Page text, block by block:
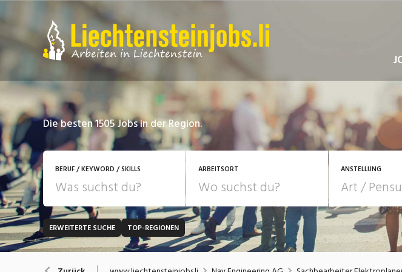
Die besten 1505 Jobs in der Region.
BERUF / KEYWORD / SKILLS ARBEITSORT ANSTELLUNG
JOB-TYP 10-
Festanstellung
Temporär (befristet)
Bank, Versicherung Bau, Handwerk, Elektro
ERWEITERTE SUCHE TOP-REGIONEN